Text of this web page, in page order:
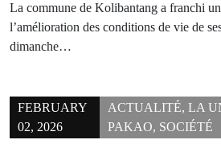
La commune de Kolibantang a franchi
l’amélioration des conditions de vie de
dimanche…
FEBRUARY
02, 2026
ACTUALITÉ, LA
PAKAO, SOCIÉTÉ